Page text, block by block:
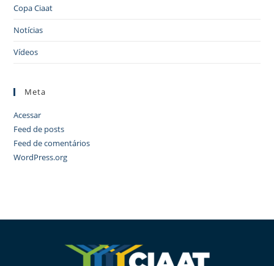
Copa Ciaat
Notícias
Vídeos
Meta
Acessar
Feed de posts
Feed de comentários
WordPress.org